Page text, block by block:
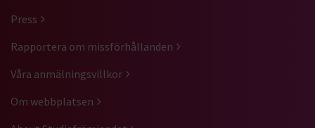
Press
Rapportera om missförhållanden
Våra anmälningsvillkor
Om webbplatsen